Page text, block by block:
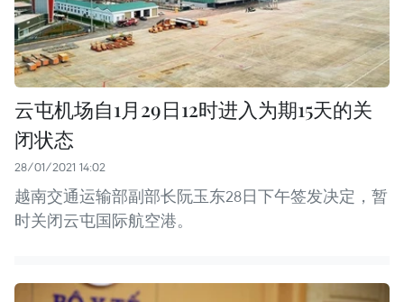
云屯机场自1月29日12时进入为期15天的关
闭状态
28/01/2021 14:02
越南交通运输部副部长阮玉东28日下午签发决定，暂
时关闭云屯国际航空港。